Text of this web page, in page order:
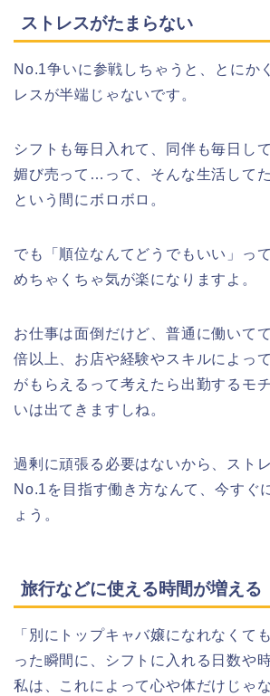
ストレスがたまらない
No.1争いに参戦しちゃうと、とにか
レスが半端じゃないです。
シフトも毎日入れて、同伴も毎日し
媚び売って…って、そんな生活して
という間にボロボロ。
でも「順位なんてどうでもいい」っ
めちゃくちゃ気が楽になりますよ。
お仕事は面倒だけど、普通に働いて
倍以上、お店や経験やスキルによっ
がもらえるって考えたら出勤するモ
いは出てきますしね。
過剰に頑張る必要はないから、スト
No.1を目指す働き方なんて、今すぐ
ょう。
旅行などに使える時間が増える
「別にトップキャバ嬢になれなくて
った瞬間に、シフトに入れる日数や
私は、これによって心や体だけじゃ